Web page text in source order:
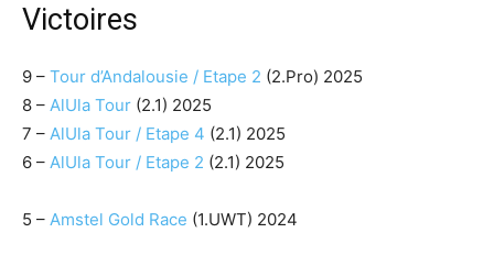
Victoires
9 – Tour d’Andalousie / Etape 2 (2.Pro) 2025
8 – AlUla Tour (2.1) 2025
7 – AlUla Tour / Etape 4 (2.1) 2025
6 – AlUla Tour / Etape 2 (2.1) 2025
5 – Amstel Gold Race (1.UWT) 2024